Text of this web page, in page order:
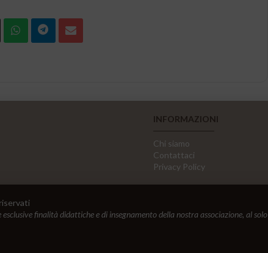
INFORMAZIONI
Chi siamo
Contattaci
Privacy Policy
finalità didattiche e di insegnamento della nostra associazione, al solo